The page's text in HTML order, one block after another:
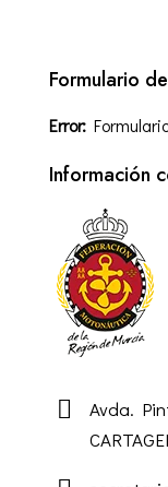
Formulario
Error:
Información
Avda.